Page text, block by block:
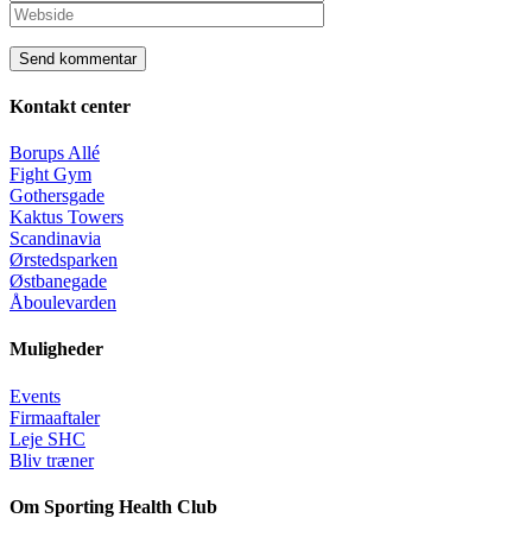
Kontakt center
Borups Allé
Fight Gym
Gothersgade
Kaktus Towers
Scandinavia
Ørstedsparken
Østbanegade
Åboulevarden
Muligheder
Events
Firmaaftaler
Leje SHC
Bliv træner
Om Sporting Health Club